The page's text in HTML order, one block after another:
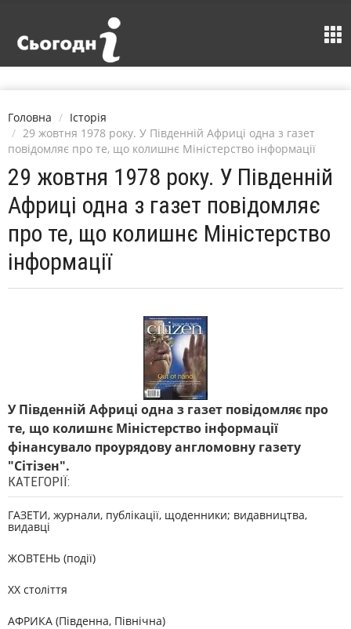
Головна
Історія
29 жовтня 1978 року. У Південній Африці одна з газет
повідомляє про те, що колишнє Міністерство інформації
29 жовтня 1978 року. У Південній
Африці одна з газет повідомляє
про те, що колишнє Міністерство
інформації
У Південній Африці одна з газет повідомляє про
те, що колишнє Міністерство інформації
фінансувало проурядову англомовну газету
"Сітізен".
КАТЕГОРІЇ:
ГАЗЕТИ, журнали, публікації, щоденники; видавництва,
видавці
ЖОВТЕНЬ (події)
XX століття
АФРИКА (Південна, Північна)